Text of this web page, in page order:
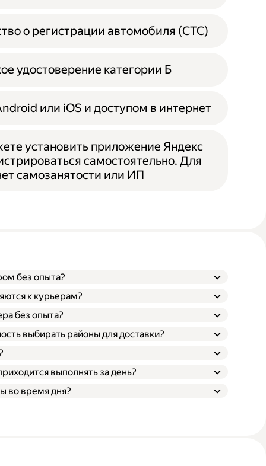
о регистрации автомобиля (СТС)
удостоверение категории Б
или iOS и доступом в интернет
установить приложение Яндекс
самостоятельно. Для
самозанятости или ИП
без опыта?
к курьерам?
без опыта?
выбирать районы для доставки?
выполнять за день?
во время дня?